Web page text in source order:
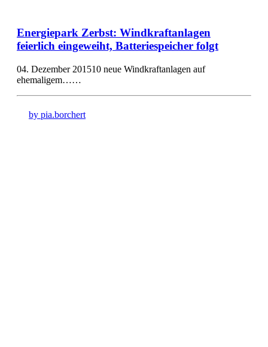
Energiepark Zerbst: Windkraftanlagen
feierlich eingeweiht, Batteriespeicher folgt
04. Dezember 201510 neue Windkraftanlagen auf
ehemaligem……
by pia.borchert